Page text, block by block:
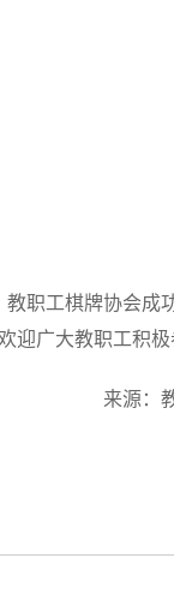
教职工棋牌协会成
迎广大教职工积
教职工